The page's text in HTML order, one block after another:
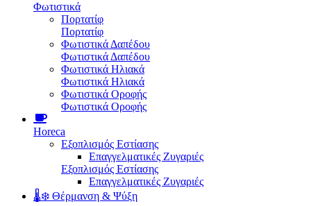
Φωτιστικά
Πορτατίφ
Πορτατίφ
Φωτιστικά Δαπέδου
Φωτιστικά Δαπέδου
Φωτιστικά Ηλιακά
Φωτιστικά Ηλιακά
Φωτιστικά Οροφής
Φωτιστικά Οροφής
Horeca
Εξοπλισμός Εστίασης
Επαγγελματικές Ζυγαριές
Εξοπλισμός Εστίασης
Επαγγελματικές Ζυγαριές
🌡️❄️ Θέρμανση & Ψύξη